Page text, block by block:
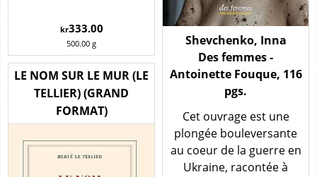
kr333.00
500.00 g
Shevchenko, Inna
Des femmes -
Antoinette Fouque, 116
pgs.
Cet ouvrage est une
plongée bouleversante
au coeur de la guerre en
Ukraine, racontée à
LE NOM SUR LE MUR (LE
TELLIER) (GRAND
FORMAT)